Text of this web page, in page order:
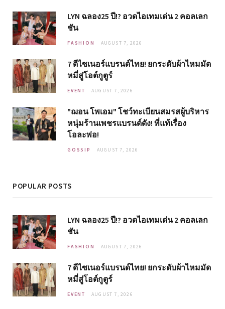
LYN ฉลอง25 ปี!? อวดไอเทมเด่น 2 คอลเลก
ชัน
FASHION AUGUST 7, 2026
7 ดีไซเนอร์แบรนด์ไทย! ยกระดับผ้าไหมมัด
หมี่สู่โอต์กูตูร์
EVENT AUGUST 7, 2026
"ฌอน โพเอม" โชว์ทะเบียนสมรสผู้บริหาร
หนุ่มร้านเพชรแบรนด์ดัง! ที่แท้เรื่อง
โอละพ่อ!
GOSSIP AUGUST 7, 2026
POPULAR POSTS
LYN ฉลอง25 ปี!? อวดไอเทมเด่น 2 คอลเลก
ชัน
FASHION AUGUST 7, 2026
7 ดีไซเนอร์แบรนด์ไทย! ยกระดับผ้าไหมมัด
หมี่สู่โอต์กูตูร์
EVENT AUGUST 7, 2026